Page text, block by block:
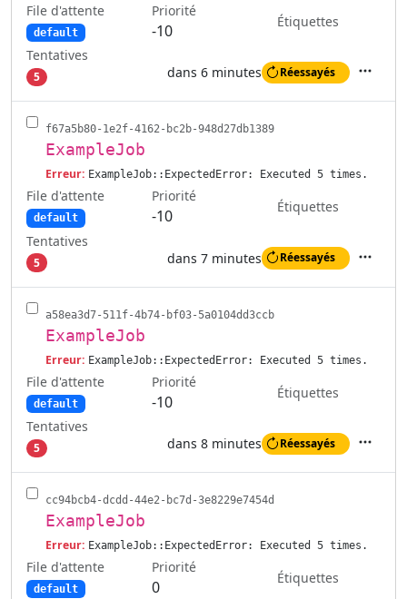
File d'attente
default
Priorité
-10
Étiquettes
Tentatives
5 dans 6 minutes Réessayés
f67a5b80-1e2f-4162-bc2b-948d27db1389
ExampleJob
Erreur: ExampleJob::ExpectedError: Executed 5 times.
File d'attente
default
Priorité
-10
Étiquettes
Tentatives
5 dans 7 minutes Réessayés Actions
a58ea3d7-511f-4b74-bf03-5a0104dd3ccb
ExampleJob
Erreur: ExampleJob::ExpectedError: Executed 5 times.
File d'attente
default
Priorité
-10
Étiquettes
Tentatives
5 dans 8 minutes Réessayés
cc94bcb4-dcdd-44e2-bc7d-3e8229e7454d
ExampleJob
Erreur: ExampleJob::ExpectedError: Executed 5 times.
File d'attente
default
Priorité
0
Étiquettes